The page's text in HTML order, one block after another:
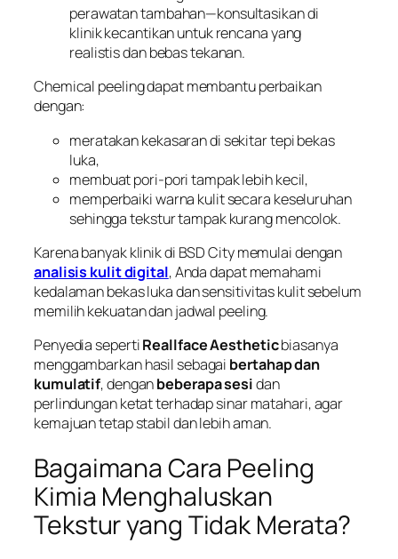
perawatan tambahan—konsultasikan di
klinik kecantikan untuk rencana yang
realistis dan bebas tekanan.
Chemical peeling dapat membantu perbaikan
dengan:
meratakan kekasaran di sekitar tepi bekas
luka,
membuat pori-pori tampak lebih kecil,
memperbaiki warna kulit secara keseluruhan
sehingga tekstur tampak kurang mencolok.
Karena banyak klinik di BSD City memulai dengan
analisis kulit digital, Anda dapat memahami
kedalaman bekas luka dan sensitivitas kulit sebelum
memilih kekuatan dan jadwal peeling.
Penyedia sepertiReallface Aestheticbiasanya
menggambarkan hasil sebagai bertahap dan
kumulatif, denganbeberapa sesidan
perlindungan ketat terhadap sinar matahari, agar
kemajuan tetap stabil dan lebih aman.
Bagaimana Cara Peeling
Kimia Menghaluskan
Tekstur yang Tidak Merata?